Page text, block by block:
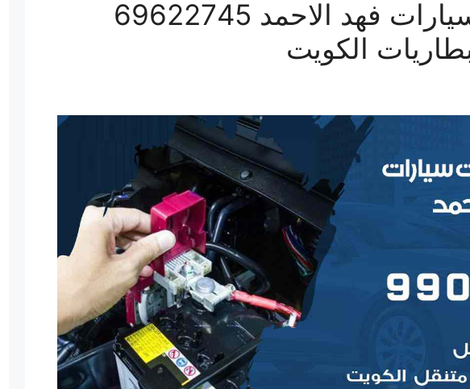
تبديل بطاريات سيارات فهد الاحمد 69622745
الكويت